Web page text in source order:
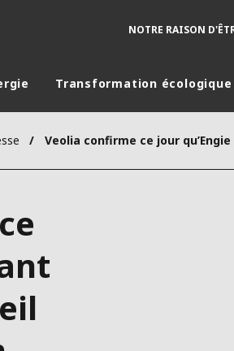
NOTRE RAISON
Dans le monde
AMÉRIQUE LATINE
Transformation écologique